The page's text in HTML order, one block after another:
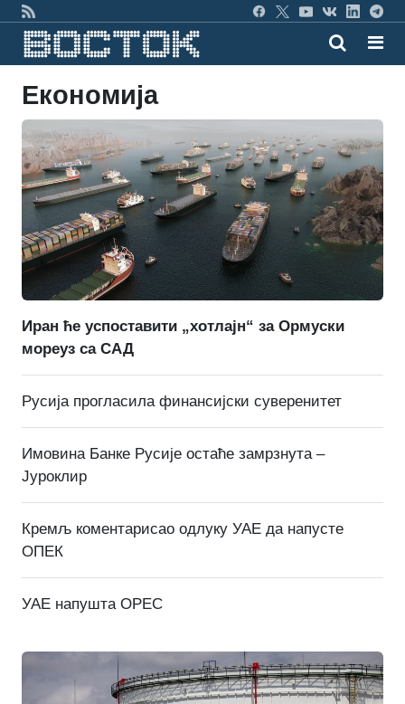
Економија
Иран ће успоставити „хотлајн“ за Ормуски
мореуз са САД
Русија прогласила финансијски суверенитет
Имовина Банке Русије остаће замрзнута –
Јуроклир
Кремљ коментарисао одлуку УАЕ да напусте
ОПЕК
УАЕ напушта OPEC